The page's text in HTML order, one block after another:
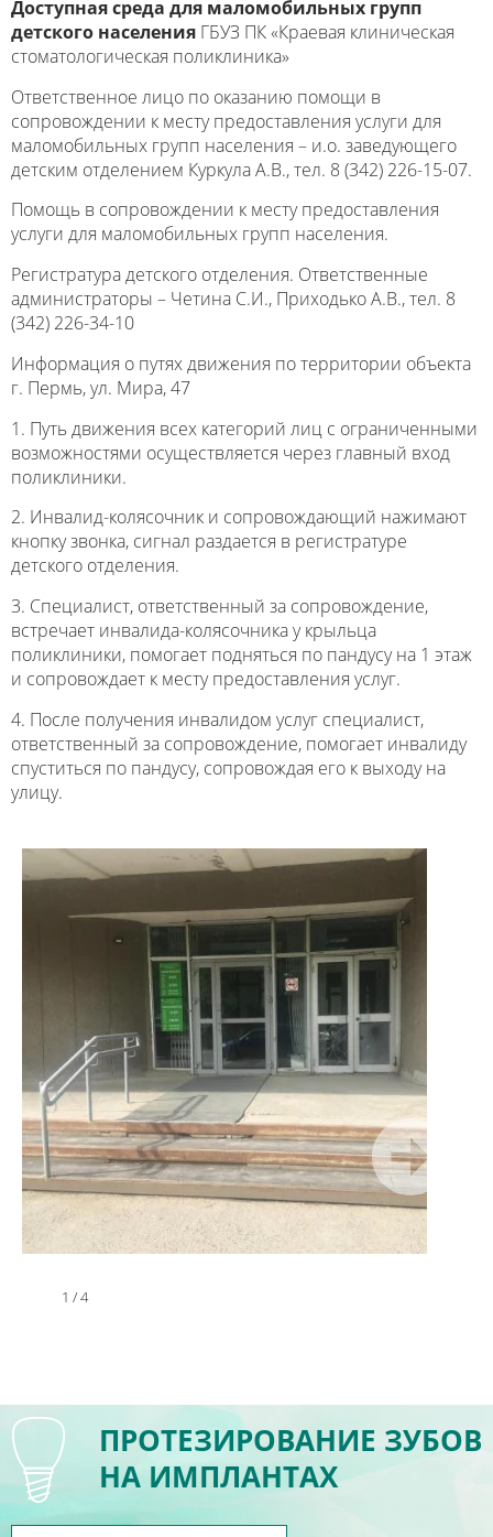
Доступная среда для маломобильных групп
детского населения ГБУЗ ПК «Краевая клиническая
стоматологическая поликлиника»
Ответственное лицо по оказанию помощи в
сопровождении к месту предоставления услуги для
маломобильных групп населения – и.о. заведующего
детским отделением Куркула А.В., тел. 8 (342) 226-15-07.
Помощь в сопровождении к месту предоставления
услуги для маломобильных групп населения.
Регистратура детского отделения. Ответственные
администраторы – Четина С.И., Приходько А.В., тел. 8
(342) 226-34-10
Информация о путях движения по территории объекта
г. Пермь, ул. Мира, 47
1. Путь движения всех категорий лиц с ограниченными
возможностями осуществляется через главный вход
поликлиники.
2. Инвалид-колясочник и сопровождающий нажимают
кнопку звонка, сигнал раздается в регистратуре
детского отделения.
3. Специалист, ответственный за сопровождение,
встречает инвалида-колясочника у крыльца
поликлиники, помогает подняться по пандусу на 1 этаж
и сопровождает к месту предоставления услуг.
4. После получения инвалидом услуг специалист,
ответственный за сопровождение, помогает инвалиду
спуститься по пандусу, сопровождая его к выходу на
улицу.
1 /4
ПРОТЕЗИРОВАНИЕ ЗУБОВ
НА ИМПЛАНТАХ